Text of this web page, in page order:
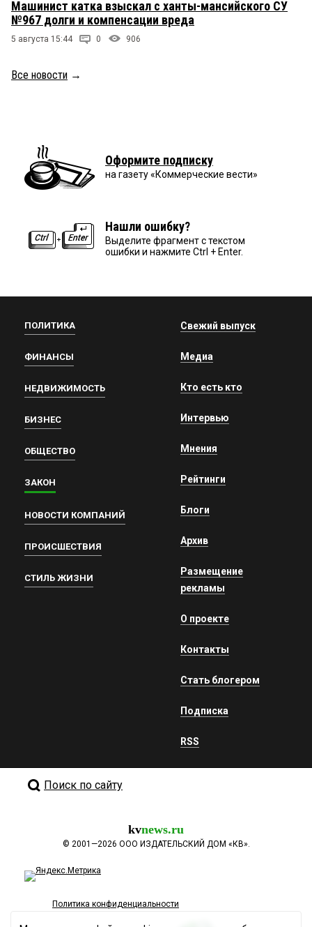
Машинист катка взыскал с ханты-мансийского СУ
№967 долги и компенсации вреда
5 августа 15:44 0 906
Все новости →
Оформите подписку
на газету «Коммерческие вести»
Нашли ошибку?
Выделите фрагмент с текстом
ошибки и нажмите Ctrl + Enter.
ПОЛИТИКА
ФИНАНСЫ
НЕДВИЖИМОСТЬ
БИЗНЕС
ОБЩЕСТВО
ЗАКОН
НОВОСТИ КОМПАНИЙ
ПРОИСШЕСТВИЯ
СТИЛЬ ЖИЗНИ
Свежий выпуск
Медиа
Кто есть кто
Интервью
Мнения
Рейтинги
Блоги
Архив
Размещение
рекламы
О проекте
Контакты
Стать блогером
Подписка
RSS
Поиск по сайту
kvnews.ru
© 2001—2026 ООО ИЗДАТЕЛЬСКИЙ ДОМ «КВ».
Политика конфиденциальности